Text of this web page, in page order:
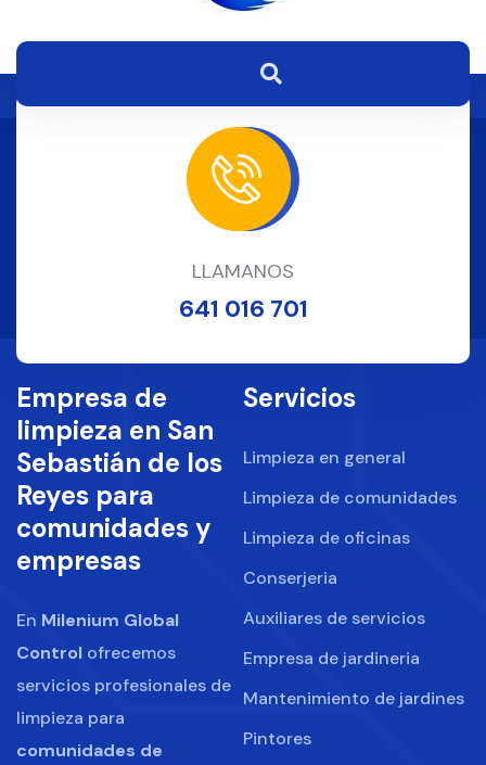
LLAMANOS
641 016 701
Empresa de
limpieza en San
Sebastián de los
Reyes para
comunidades y
empresas
En Milenium Global
Control ofrecemos
servicios profesionales de
limpieza para
comunidades de
Servicios
Limpieza en general
Limpieza de comunidades
Limpieza de oficinas
Conserjeria
Auxiliares de servicios
Empresa de jardineria
Mantenimiento de jardines
Pintores